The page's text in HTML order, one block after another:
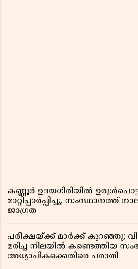
കണ്ണൂർ ഉദയഗിരിയിൽ
മാറ്റിപ്പാർപ്പിച്ചു, സംസ്ഥാനത്ത്
ജാഗ്രത
പരീക്ഷയ്ക്ക് മാർക്ക് കുറഞ്ഞു;
മരിച്ച നിലയിൽ കണ്ടെത്തിയ
അധ്യാപികക്കെതിരെ പരാതി